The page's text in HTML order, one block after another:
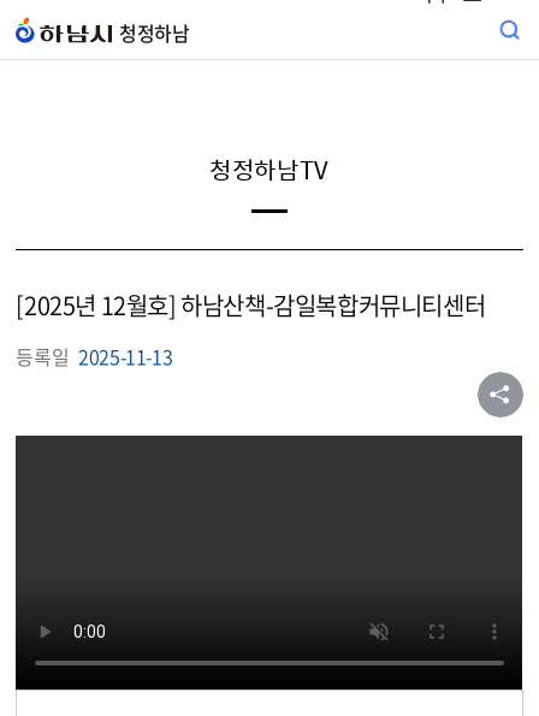
청정하남
청정하남TV
[2025년 12월호] 하남산책-감일복합커뮤니티센터
등록일 2025-11-13